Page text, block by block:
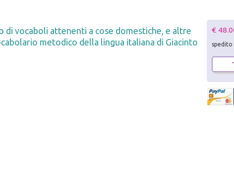
vocaboli attenenti a cose domestiche, e altre
metodico della lingua italiana di Giacinto
€
spedito
Interessato ai
Sarai informato delle
comunque cancellarti
modulo di